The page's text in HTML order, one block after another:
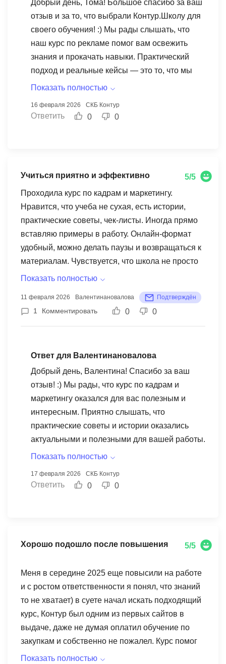
Добрый день, Тома! Большое спасибо за ваш
отзыв и за то, что выбрали Контур.Школу для
своего обучения! :) Мы рады слышать, что
наш курс по рекламе помог вам освежить
знания и прокачать навыки. Практический
подход и реальные кейсы — это то, что мы
стараемся внедрять в каждую программу,
полученные знания на практике. Спасибо, что
Показать полностью
16 февраля 2026 СКБ Контур
Ответить 0 0
Учиться приятно и эффективно
5/5
Проходила курс по кадрам и маркетингу.
Нравится, что учеба не сухая, есть истории,
практические советы, чек-листы. Иногда прямо
вставляю примеры в работу. Онлайн-формат
удобный, можно делать паузы и возвращаться к
материалам. Чувствуется, что школа не просто
обучает, а реально помогает делать работу
Показать полностью
11 февраля 2026 Валентинановалова Подтверждён
1 Комментировать 0 0
Ответ для Валентинановалова
Добрый день, Валентина! Спасибо за ваш
отзыв! :) Мы рады, что курс по кадрам и
маркетингу оказался для вас полезным и
интересным. Приятно слышать, что
практические советы и истории оказались
актуальными и полезными для вашей работы.
Мы стараемся создавать удобный формат
его под свои нужды. Ваши успехи
Показать полностью
17 февраля 2026 СКБ Контур
Ответить 0 0
Хорошо подошло после повышения 5/5
Меня в середине 2025 еще повысили на работе
и с ростом ответственности я понял, что знаний
то не хватает) в суете начал искать подходящий
курс, Контур был одним из первых сайтов в
выдаче, даже не думая оплатил обучение по
закупкам и собственно не пожалел. Курс помог
закрыть пробелы и увереннее чувствовать себя
Показать полностью